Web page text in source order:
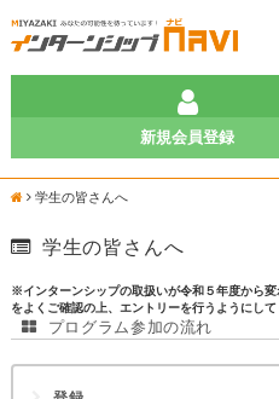
新規会員登録
学生の皆さんへ
学生の皆さんへ
※インターンシップの取扱いが令和５年度から
をよくご確認の上、エントリーを行うようにし
プログラム参加の流れ